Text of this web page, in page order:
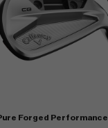
Forged Performance